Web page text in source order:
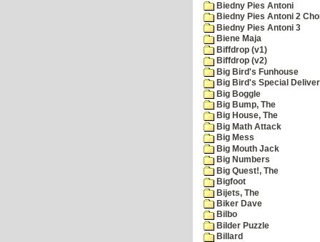
Biedny Pies Antoni
Biedny Pies Antoni 2
Biedny Pies Antoni 3
Biene Maja
Biffdrop (v1)
Biffdrop (v2)
Big Bird's Funhouse
Big Bird's Special
Big Boggle
Big Bump, The
Big House, The
Big Math Attack
Big Mess
Big Mouth Jack
Big Numbers
Big Quest!, The
Bigfoot
Bijets, The
Biker Dave
Bilbo
Bilder Puzzle
Billard